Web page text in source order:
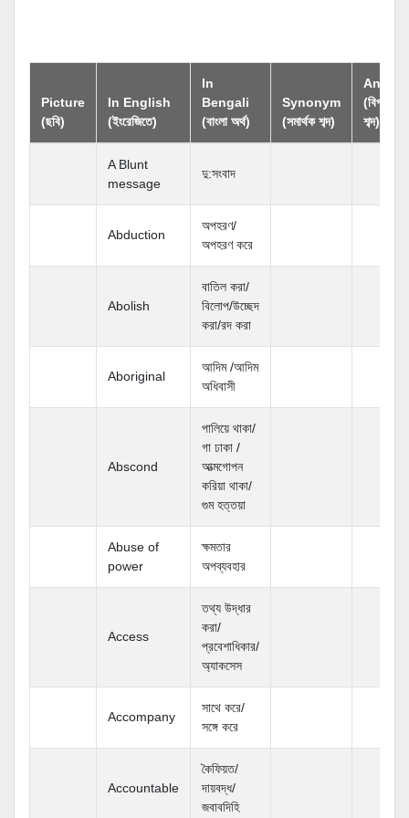
Picture
(ছবি)
In English
(ইংরেজিতে)
In
Bengali
(বাংলা অর্থ)
Synonym
(সমার্থক শব্দ)
শব্দ)
A Blunt
message
দু:সংবাদ
Abduction
অপহরণ/
অপহরণ করে
Abolish
বাতিল করা/
বিলোপ/উচ্ছেদ
করা/রদ করা
Aboriginal
আদিম /আদিম
অধিবাসী
Abscond
পালিয়ে থাকা/
গা ঢাকা /
আত্মগোপন
করিয়া থাকা/
গুম হত্তয়া
Abuse of
power
ক্ষমতার
অপব্যবহার
Access
তথ্য উদ্ধার
করা/
প্রবেশাধিকার/
অ্যাকসেস
Accompany
সাথে করে/
সঙ্গে করে
Accountable
কৈফিয়ত/
দায়বদ্ধ/
জবাবদিহি